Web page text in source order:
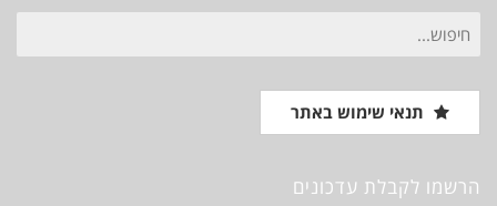
חיפוש
עבור:
תנאי שימוש באתר
הרשמו לקבלת עדכונים